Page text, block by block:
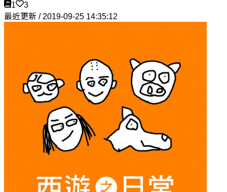
1
3
最近更新 / 2019-09-25 14:35:12